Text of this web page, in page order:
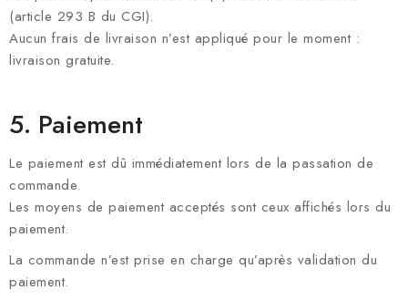
(article 293 B du CGI).
Aucun frais de livraison n’est appliqué pour le moment :
livraison gratuite.
5. Paiement
Le paiement est dû immédiatement lors de la passation de
commande.
Les moyens de paiement acceptés sont ceux affichés lors du
paiement.
La commande n’est prise en charge qu’après validation du
paiement.